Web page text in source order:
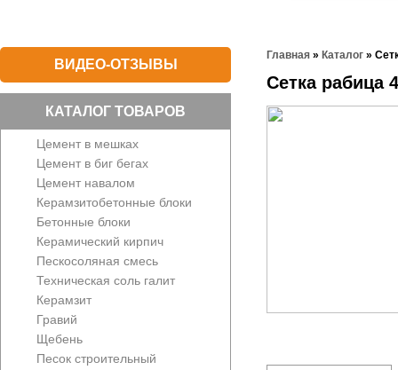
ВИДЕО-ОТЗЫВЫ
КАТАЛОГ ТОВАРОВ
Цемент в мешках
Цемент в биг бегах
Цемент навалом
Керамзитобетонные блоки
Бетонные блоки
Керамический кирпич
Пескосоляная смесь
Техническая соль галит
Керамзит
Гравий
Щебень
Песок строительный
Главная » Каталог »
Сетка рабица